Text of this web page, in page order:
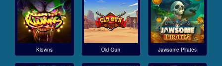
Klowns Old Gun Jawsome Pirates